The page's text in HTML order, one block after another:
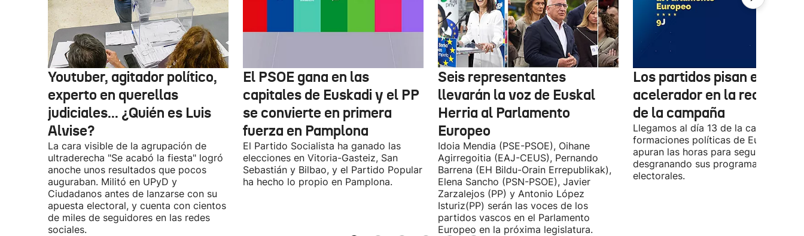
Youtuber, agitador político,
experto en querellas
judiciales... ¿Quién es Luis
Alvise?
La cara visible de la agrupación de
ultraderecha "Se acabó la fiesta" logró
anoche unos resultados que pocos
auguraban. Militó en UPyD y
Ciudadanos antes de lanzarse con su
apuesta electoral, y cuenta con cientos
de miles de seguidores en las redes
sociales.
El PSOE gana en las
capitales de Euskadi y el PP
se convierte en primera
fuerza en Pamplona
El Partido Socialista ha ganado las
elecciones en Vitoria-Gasteiz, San
Sebastián y Bilbao, y el Partido Popular
ha hecho lo propio en Pamplona.
Seis representantes
llevarán la voz de Euskal
Herria al Parlamento
Europeo
Idoia Mendia (PSE-PSOE), Oihane
Agirregoitia (EAJ-CEUS), Pernando
Barrena (EH Bildu-Orain Errepublikak),
Elena Sancho (PSN-PSOE), Javier
Zarzalejos (PP) y Antonio López
Isturiz(PP) serán las voces de los
partidos vascos en el Parlamento
Europeo en la próxima legislatura.
Los partidos pisan el
acelerador en la recta final
de la campaña
Llegamos al día 13 de la campaña, y
formaciones políticas de Euskadi
apuran las horas para seguir
desgranando sus programas
electorales.